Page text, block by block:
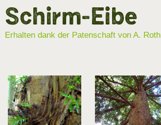
Schirm-Eibe
Erhalten dank der Patenschaft von A. Roth